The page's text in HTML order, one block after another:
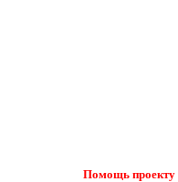
Помощь проекту